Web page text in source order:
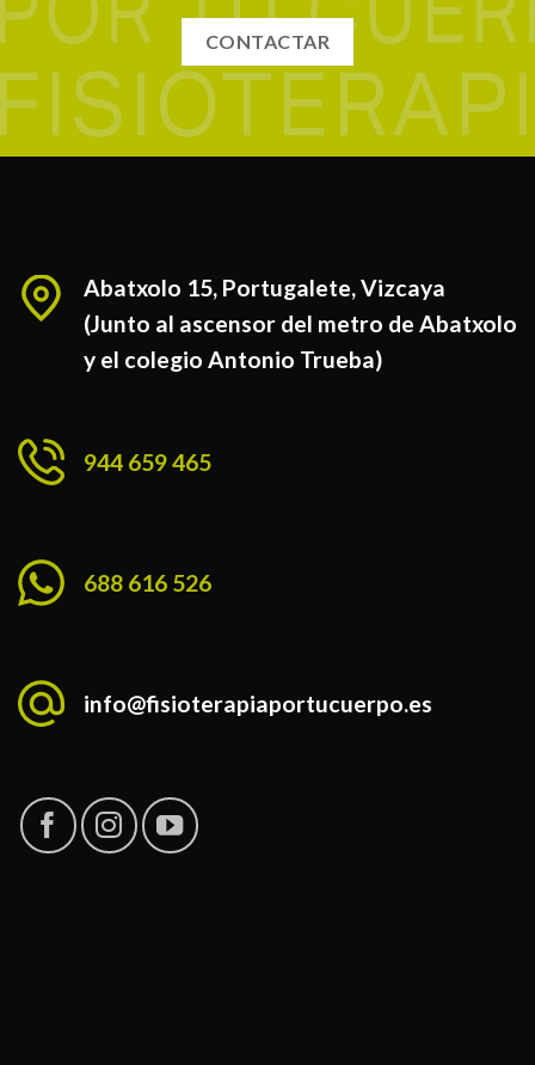
CONTACTAR
Abatxolo 15, Portugalete, Vizcaya
(Junto al ascensor del metro de Abatxolo
y el colegio Antonio Trueba)
944 659 465
688 616 526
info@fisioterapiaportucuerpo.es